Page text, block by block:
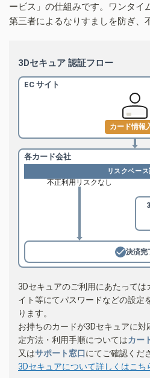
ービス」の仕組みです。ワンタイ
第三者によるなりすましを防ぎ、
3Dセキュア 認証フロー
EC サイト
カード情報
各カード会社
リスクベー
不正利用リスクなし
決済完
3Dセキュアのご利用にあたって
イト等にてパスワードなどの設定
ります。
お持ちのカードが3Dセキュアに
定方法・利用手順についてはカー
又はサポート窓口にてご確認くだ
3Dセキュアについて詳しくはこち